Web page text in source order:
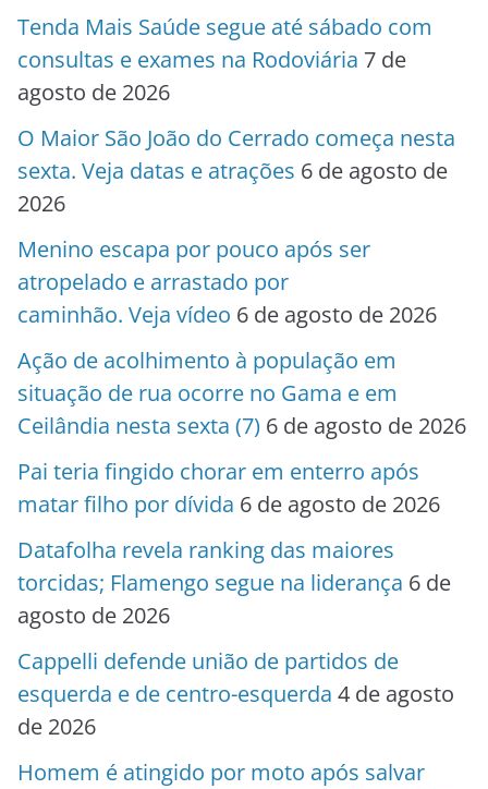
Tenda Mais Saúde segue até sábado com
consultas e exames na Rodoviária 7 de
agosto de 2026
O Maior São João do Cerrado começa nesta
sexta. Veja datas e atrações 6 de agosto de
2026
Menino escapa por pouco após ser
atropelado e arrastado por
caminhão. Veja vídeo 6 de agosto de 2026
Ação de acolhimento à população em
situação de rua ocorre no Gama e em
Ceilândia nesta sexta (7) 6 de agosto de 2026
Pai teria fingido chorar em enterro após
matar filho por dívida 6 de agosto de 2026
Datafolha revela ranking das maiores
torcidas; Flamengo segue na liderança 6 de
agosto de 2026
Cappelli defende união de partidos de
esquerda e de centro-esquerda 4 de agosto
de 2026
Homem é atingido por moto após salvar